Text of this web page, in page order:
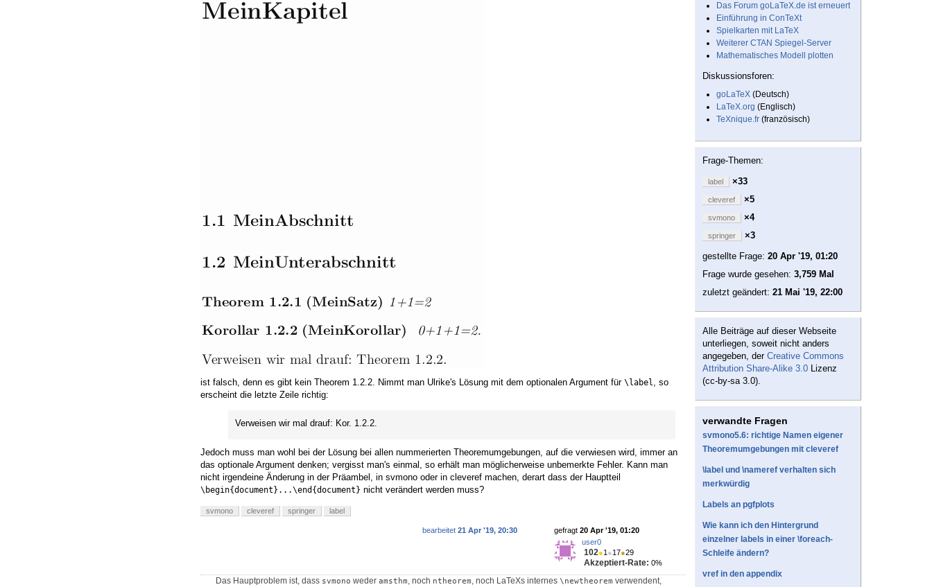
ist falsch, denn es gibt kein Theorem 1.2.2. Nimmt man Ulrike's Lösung mit dem optionalen Argument für \label, so
erscheint die letzte Zeile richtig:
Verweisen wir mal drauf: Kor. 1.2.2.
Jedoch muss man wohl bei der Lösung bei allen nummerierten Theoremumgebungen, auf die verwiesen wird, immer an
das optionale Argument denken; vergisst man's einmal, so erhält man möglicherweise unbemerkte Fehler. Kann man
nicht irgendeine Änderung in der Präambel, in svmono oder in cleveref machen, derart dass der Hauptteil
\begin{document}...\end{document} nicht verändert werden muss?
svmono cleveref springer label
gefragt 20 Apr '19, 01:20
user0
102●1 ●17●29
Akzeptiert-Rate: 0%
bearbeitet 21 Apr '19, 20:30
Das Hauptproblem ist, dass svmono weder amsthm, noch ntheorem, noch LaTeXs internes \newtheorem verwendent,
Das Forum goLaTeX.de ist erneuert
Einführung in ConTeXt
Spielkarten mit LaTeX
Weiterer CTAN Spiegel-Server
Mathematisches Modell plotten
Diskussionsforen:
goLaTeX (Deutsch)
LaTeX.org (Englisch)
TeXnique.fr (französisch)
Frage-Themen:
label ×33
cleveref ×5
svmono ×4
springer
×3
gestellte Frage: 20 Apr '19, 01:20
Frage wurde gesehen: 3,759 Mal
zuletzt geändert: 21 Mai '19, 22:00
Alle Beiträge auf dieser Webseite
unterliegen, soweit nicht anders
angegeben, der Creative Commons
Attribution Share-Alike 3.0 Lizenz
(cc-by-sa 3.0).
verwandte Fragen
svmono5.6: richtige Namen eigener
Theoremumgebungen mit cleveref
\label und \nameref verhalten sich
merkwürdig
Labels an pgfplots
Wie kann ich den Hintergrund
einzelner labels in einer \foreach-
Schleife ändern?
vref in den appendix